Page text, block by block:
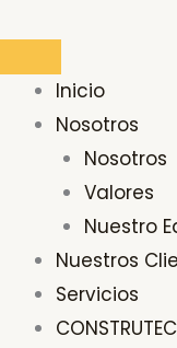
contenido
Inicio
Nosotros
Nosotros
Valores
Nuestro
Nuestros
Servicios
CONSTRUTEC